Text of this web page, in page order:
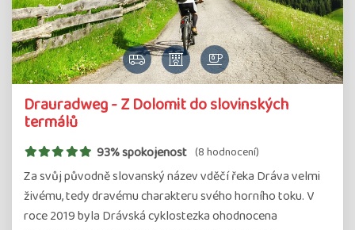
Drauradweg - Z Dolomit do slovinských
termálů
93% spokojenost (8 hodnocení)
Za svůj původně slovanský název vděčí řeka Dráva velmi
živému, tedy dravému charakteru svého horního toku. V
roce 2019 byla Drávská cyklostezka ohodnocena